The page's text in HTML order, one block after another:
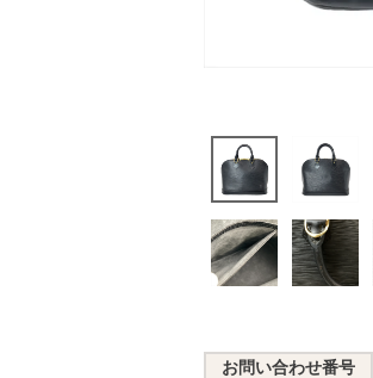
お問い合わせ番号